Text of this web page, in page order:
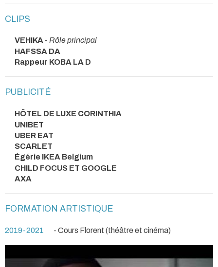
CLIPS
VEHIKA - Rôle principal
HAFSSA DA
Rappeur KOBA LA D
PUBLICITÉ
HÔTEL DE LUXE CORINTHIA
UNIBET
UBER EAT
SCARLET
Égérie IKEA Belgium
CHILD FOCUS ET GOOGLE
AXA
FORMATION ARTISTIQUE
2019-2021 - Cours Florent (théâtre et cinéma)